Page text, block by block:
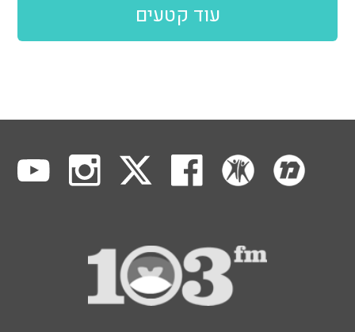
עוד קטעים